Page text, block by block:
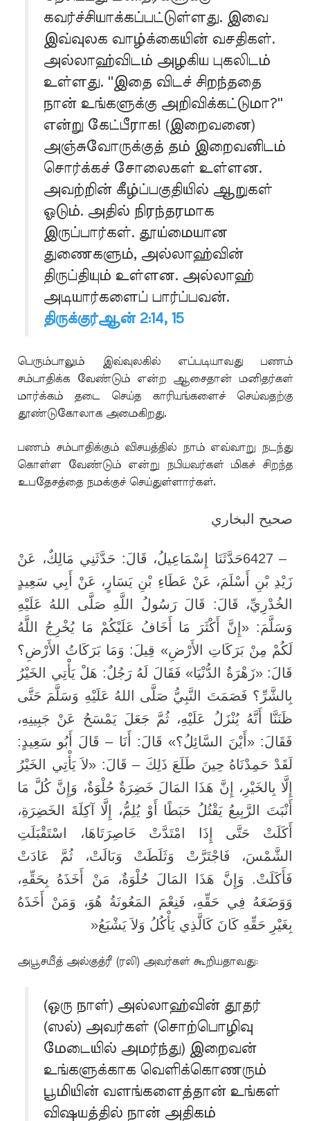
கவர்ச்சியாக்கப்பட்டுள்ளது. இவை
இவ்வுலக வாழ்க்கையின் வசதிகள்.
அல்லாஹ்விடம் அழகிய புகலிடம்
உள்ளது. ''இதை விடச் சிறந்ததை
நான் உங்களுக்கு அறிவிக்கட்டுமா?''
என்று கேட்பீராக! (இறைவனை)
அஞ்சுவோருக்குத் தம் இறைவனிடம்
சொர்க்கச் சோலைகள் உள்ளன.
அவற்றின் கீழ்ப்பகுதியில் ஆறுகள்
ஓடும். அதில் நிரந்தரமாக
இருப்பார்கள். தூய்மையான
துணைகளும், அல்லாஹ்வின்
திருப்தியும் உள்ளன. அல்லாஹ்
அடியார்களைப் பார்ப்பவன்.
திருக்குர்ஆன் 2:14, 15
பெரும்பாலும் இவ்வுலகில் எப்படியாவது பணம்
சம்பாதிக்க வேண்டும் என்ற ஆசைதான் மனிதர்கள்
மார்க்கம் தடை செய்த காரியங்களைச் செய்வதற்கு
தூண்டுகோலாக அமைகிறது.
பணம் சம்பாதிக்கும் விசயத்தில் நாம் எவ்வாறு நடந்து
கொள்ள வேண்டும் என்று நபியவர்கள் மிகச் சிறந்த
உபதேசத்தை நமக்குச் செய்துள்ளார்கள்.
صحيح البخاري
6427 –حَدَّثَنَا إِسْمَاعِيلُ، قَالَ: حَدَّثَنِي مَالِكٌ، عَنْ
زَيْدِ بْنِ أَسْلَمَ، عَنْ عَطَاءِ بْنِ يَسَارٍ، عَنْ أَبِي سَعِيدٍ
الخُدْرِيِّ، قَالَ: قَالَ رَسُولُ اللَّهِ صَلَّى اللهُ عَلَيْهِ
وَسَلَّمَ: «إِنَّ أَكْثَرَ مَا أَخَافُ عَلَيْكُمْ مَا يُخْرِجُ اللَّهُ
لَكُمْ مِنْ بَرَكَاتِ الأَرْضِ» قِيلَ: وَمَا بَرَكَاتُ الأَرْضِ؟
قَالَ: «زَهْرَةُ الدُّنْيَا» فَقَالَ لَهُ رَجُلٌ: هَلْ يَأْتِي الخَيْرُ
بِالشَّرِّ؟ فَصَمَتَ النَّبِيُّ صَلَّى اللهُ عَلَيْهِ وَسَلَّمَ حَتَّى
ظَنَنَّا أَنَّهُ يُنْزَلُ عَلَيْهِ، ثُمَّ جَعَلَ يَمْسَحُ عَنْ جَبِينِهِ،
فَقَالَ: «أَيْنَ السَّائِلُ؟» قَالَ: أَنَا – قَالَ أَبُو سَعِيدٍ:
لَقَدْ حَمِدْنَاهُ حِينَ طَلَعَ ذَلِكَ – قَالَ: «لاَ يَأْتِي الخَيْرُ
إِلَّا بِالخَيْرِ، إِنَّ هَذَا المَالَ خَضِرَةٌ حُلْوَةٌ، وَإِنَّ كُلَّ مَا
أَنْبَتَ الرَّبِيعُ يَقْتُلُ حَبَطًا أَوْ يُلِمُّ، إِلَّا آكِلَةَ الخَضِرَةِ،
أَكَلَتْ حَتَّى إِذَا امْتَدَّتْ خَاصِرَتَاهَا، اسْتَقْبَلَتِ
الشَّمْسَ، فَاجْتَرَّتْ وَثَلَطَتْ وَبَالَتْ، ثُمَّ عَادَتْ
فَأَكَلَتْ. وَإِنَّ هَذَا المَالَ حُلْوَةٌ، مَنْ أَخَذَهُ بِحَقِّهِ،
وَوَضَعَهُ فِي حَقِّهِ، فَنِعْمَ المَعُونَةُ هُوَ، وَمَنْ أَخَذَهُ
بِغَيْرِ حَقِّهِ كَانَ كَالَّذِي يَأْكُلُ وَلاَ يَشْبَعُ»
அபூசயீத் அல்குத்ரீ (ரலி) அவர்கள் கூறியதாவது:
(ஒரு நாள்) அல்லாஹ்வின் தூதர்
(ஸல்) அவர்கள் (சொற்பொழிவு
மேடையில் அமர்ந்து) இறைவன்
உங்களுக்காக வெளிக்கொணரும்
பூமியின் வளங்களைத்தான் உங்கள்
விஷயத்தில் நான் அதிகம்